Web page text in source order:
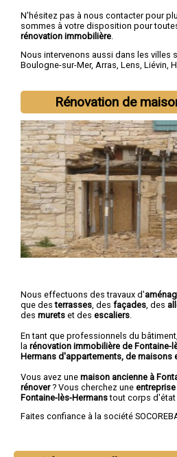
N'hésitez pas à nous contacter pour
sommes à votre disposition pour
rénovation immobilière
Nous intervenons aussi dans les villes
Boulogne-sur-Mer, Arras, Lens, Liévin,
Rénovation de
Nous effectuons des travaux d'
que desterrasses , des façades , des
des murets et des escaliers
En tant que professionnels du
la rénovation immobilière de Fontaine-
Hermans d'appartements, de maisons
Vous avez une maison ancienne à
rénover? Vous cherchez une
Fontaine-lès-Hermanstout corps d'état
Faites confiance à la société